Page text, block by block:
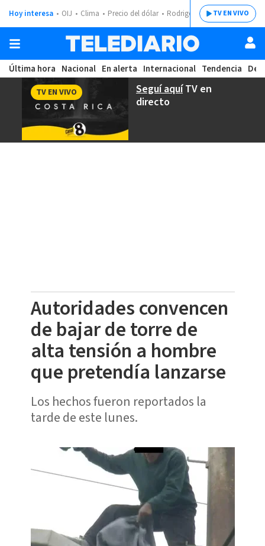
Hoy interesa OIJ Clima Precio del dólar Rodrigo ChavesTV EN VIVO
Última hora Nacional En alerta Internacional Tendencia
Seguí aquíTV en
directo
TV EN VIVO
Autoridades convencen
de bajar de torre de
alta tensión a hombre
que pretendía lanzarse
Los hechos fueron reportados la
tarde de este lunes.